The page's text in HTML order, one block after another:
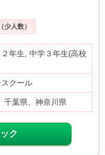
少人数）
年生, 中学３年生(高校
クール
千葉県、神奈川県
ク